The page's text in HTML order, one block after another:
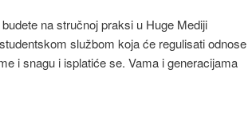
na stručnoj praksi u Huge Mediji
službom koja će regulisati odnose
i snagu i isplatiće se. Vama i generacijama